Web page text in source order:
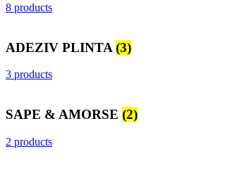
8 products
ADEZIV PLINTA (3)
3 products
SAPE & AMORSE (2)
2 products